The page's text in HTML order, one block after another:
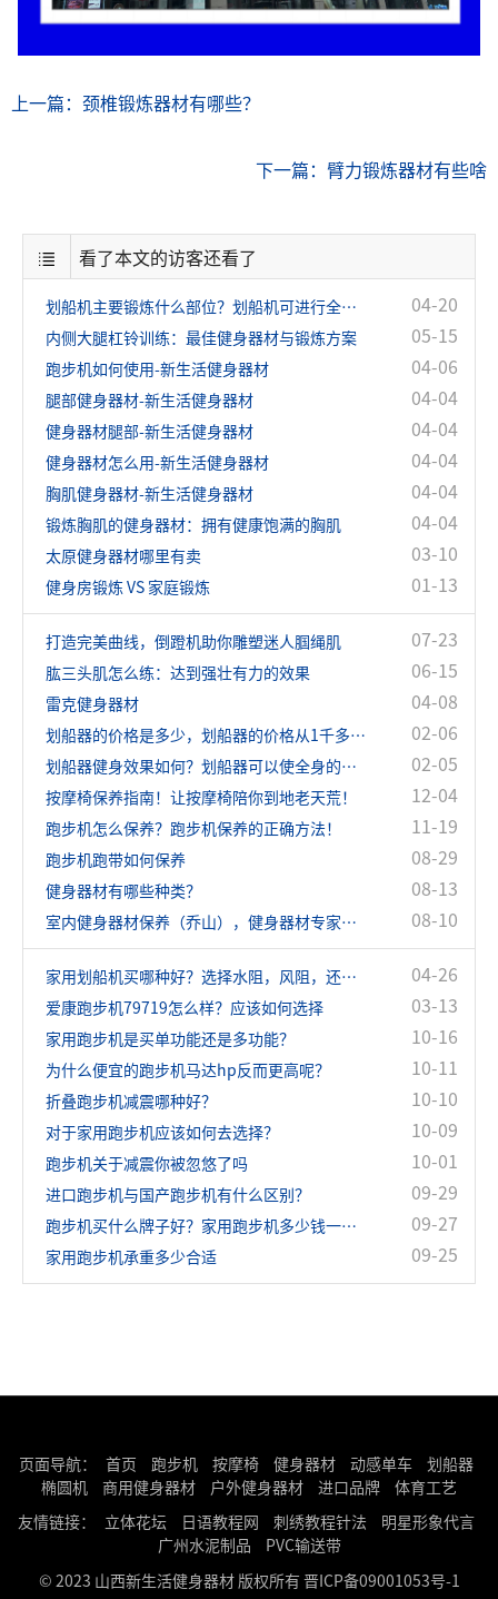
上一篇：颈椎锻炼器材有哪些？
下一篇：臂力锻炼器材有些啥
看了本文的访客还看了
04-20
划船机主要锻炼什么部位？划船机可进行全身锻炼！
05-15
内侧大腿杠铃训练：最佳健身器材与锻炼方案
04-06
跑步机如何使用-新生活健身器材
04-04
腿部健身器材-新生活健身器材
04-04
健身器材腿部-新生活健身器材
04-04
健身器材怎么用-新生活健身器材
04-04
胸肌健身器材-新生活健身器材
04-04
锻炼胸肌的健身器材：拥有健康饱满的胸肌
03-10
太原健身器材哪里有卖
01-13
健身房锻炼 VS 家庭锻炼
07-23
打造完美曲线，倒蹬机助你雕塑迷人腘绳肌
06-15
肱三头肌怎么练：达到强壮有力的效果
04-08
雷克健身器材
02-06
划船器的价格是多少，划船器的价格从1千多到几万的都有！
02-05
划船器健身效果如何？划船器可以使全身的肌肉都得到很好的锻炼
12-04
按摩椅保养指南！让按摩椅陪你到地老天荒！
11-19
跑步机怎么保养？跑步机保养的正确方法！
08-29
跑步机跑带如何保养
08-13
健身器材有哪些种类？
08-10
室内健身器材保养（乔山），健身器材专家指导
04-26
家用划船机买哪种好？选择水阻，风阻，还是磁阻？
03-13
爱康跑步机79719怎么样？应该如何选择
10-16
家用跑步机是买单功能还是多功能？
10-11
为什么便宜的跑步机马达hp反而更高呢？
10-10
折叠跑步机减震哪种好？
10-09
对于家用跑步机应该如何去选择？
10-01
跑步机关于减震你被忽悠了吗
09-29
进口跑步机与国产跑步机有什么区别？
09-27
跑步机买什么牌子好？家用跑步机多少钱一台？
09-25
家用跑步机承重多少合适
页面导航： 首页 跑步机 按摩椅 健身器材 动感单车
划船器
椭圆机
商用健身器材 户外健身器材 进口品牌
体育工艺
友情链接：
立体花坛 日语教程网 刺绣教程针法
明星形象代言
广州水泥制品
PVC输送带
© 2023 山西新生活健身器材 版权所有晋ICP备09001053号-1